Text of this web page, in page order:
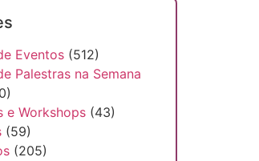
Eventos (512)
Palestras na Semana
e Workshops (43)
(59)
(205)